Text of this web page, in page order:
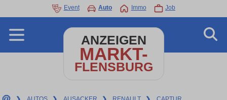
Event Auto Immo Job
ANZEIGEN
MARKT-
FLENSBURG